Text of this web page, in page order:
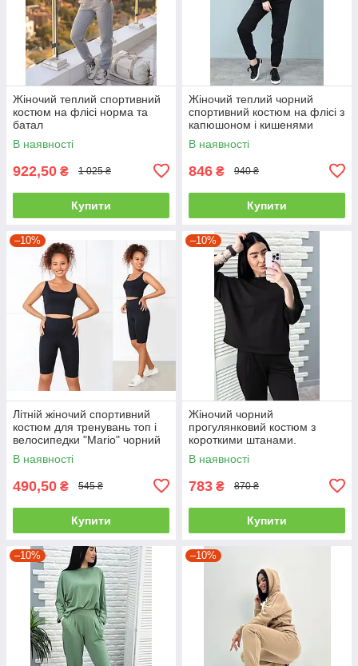
Жіночий теплий спортивний
костюм на флісі норма та
батал
В наявності
922,50 ₴ 1 025 ₴
Купити
Жіночий теплий чорний
спортивний костюм на флісі з
капюшоном і кишенями
кенгуру "WhyNot" весна осінь
В наявності
846 ₴ 940 ₴
Купити
–10%
Літній жіночий спортивний
костюм для тренувань топ і
велосипедки "Mario" чорний
В наявності
490,50 ₴ 545 ₴
Купити
–10%
Жіночий чорний
прогулянковий костюм з
короткими штанами.
В наявності
783 ₴ 870 ₴
Купити
–10% –10%